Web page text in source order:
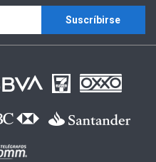
Suscríbirse